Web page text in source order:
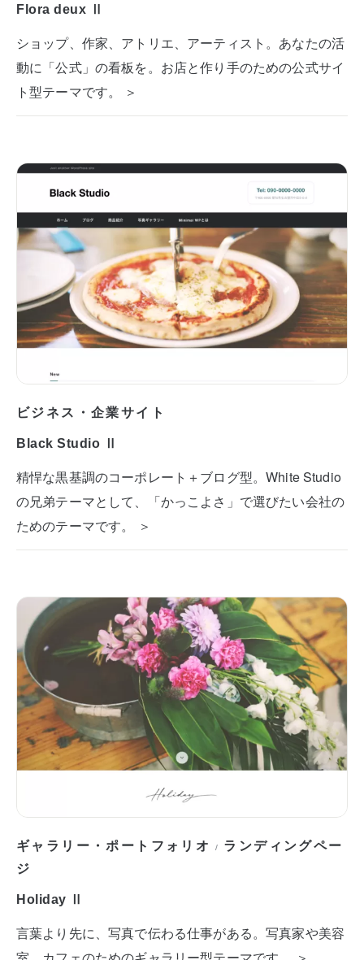
Flora deux Ⅱ
ショップ、作家、アトリエ、アーティスト。あなたの活
動に「公式」の看板を。お店と作り手のための公式サイ
ト型テーマです。 ＞
ビジネス・企業サイト
Black Studio Ⅱ
精悍な黒基調のコーポレート＋ブログ型。White Studio
の兄弟テーマとして、「かっこよさ」で選びたい会社の
ためのテーマです。 ＞
ギャラリー・ポートフォリオ / ランディングペー
ジ
Holiday Ⅱ
言葉より先に、写真で伝わる仕事がある。写真家や美容